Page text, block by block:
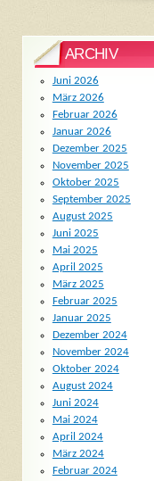
ARCHIV
Juni 2026
März 2026
Februar 2026
Januar 2026
Dezember 2025
November 2025
Oktober 2025
September 2025
August 2025
Juni 2025
Mai 2025
April 2025
März 2025
Februar 2025
Januar 2025
Dezember 2024
November 2024
Oktober 2024
August 2024
Juni 2024
Mai 2024
April 2024
März 2024
Februar 2024